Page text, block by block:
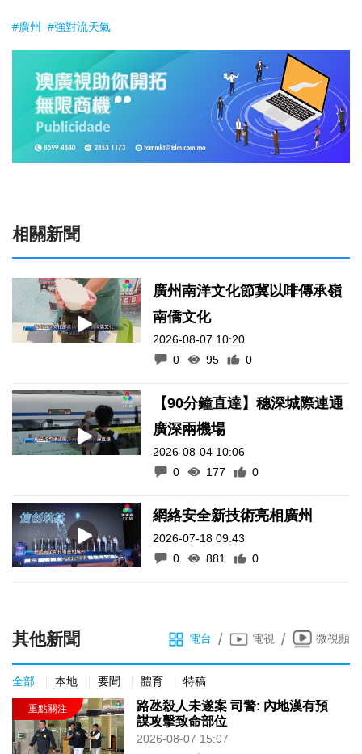
#廣州 #強對流天氣
相關新聞
廣州南洋文化節冀以啡傳承嶺
南僑文化
2026-08-07 10:20
0
95 0
【90分鐘直達】穗深城際連通
廣深兩機場
2026-08-04 10:06
0
177 0
網絡安全新技術亮相廣州
2026-07-18 09:43
0
881 0
其他新聞 電台 / 電視 / 微視頻
全部 本地 要聞 體育 特稿
路氹殺人未遂案 司警: 內地漢有預
謀攻擊致命部位
2026-08-07 15:07